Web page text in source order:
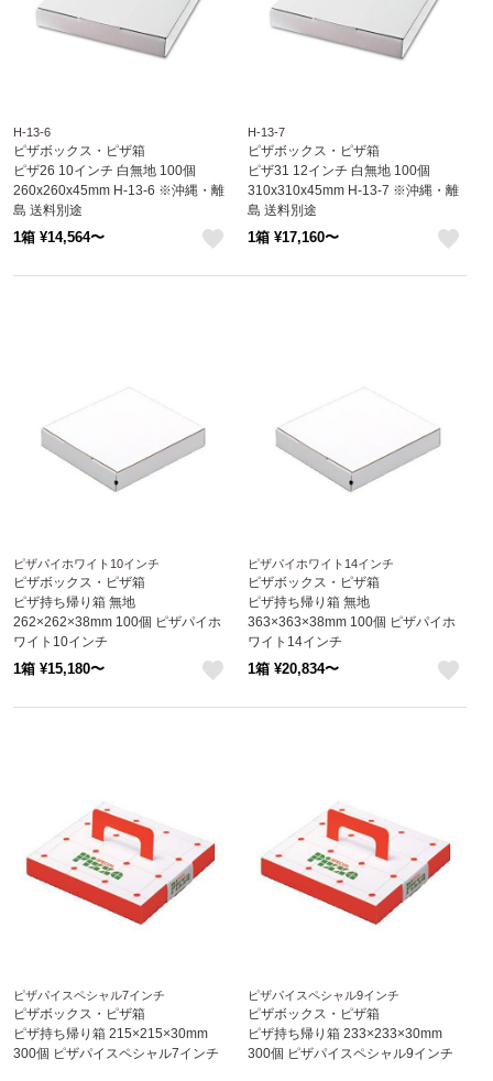
H-13-6
ピザボックス・ピザ箱
ピザ26 10インチ 白無地 100個
260x260x45mm H-13-6 ※沖縄・離
島 送料別途
1箱 ¥14,564〜
H-13-7
ピザボックス・ピザ箱
ピザ31 12インチ 白無地 100個
310x310x45mm H-13-7 ※沖縄・離
島 送料別途
1箱 ¥17,160〜
ピザパイホワイト10インチ
ピザボックス・ピザ箱
ピザ持ち帰り箱 無地
262×262×38mm 100個 ピザパイホ
ワイト10インチ
1箱 ¥15,180〜
ピザパイホワイト14インチ
ピザボックス・ピザ箱
ピザ持ち帰り箱 無地
363×363×38mm 100個 ピザパイホ
ワイト14インチ
1箱 ¥20,834〜
ピザパイスペシャル7インチ
ピザボックス・ピザ箱
ピザ持ち帰り箱 215×215×30mm
300個 ピザパイスペシャル7インチ
ピザパイスペシャル9インチ
ピザボックス・ピザ箱
ピザ持ち帰り箱 233×233×30mm
300個 ピザパイスペシャル9インチ